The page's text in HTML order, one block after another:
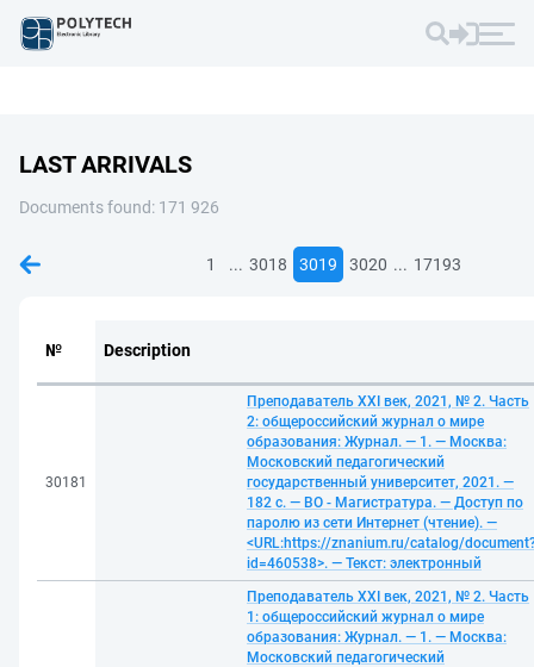
LAST ARRIVALS
Documents found: 171 926
1 ... 3018 3019 3020 ... 17193
№ Description
30181
Преподаватель XXI век, 2021, № 2. Часть
2: общероссийский журнал о мире
образования: Журнал. — 1. — Москва:
Московский педагогический
государственный университет, 2021. —
182 с. — ВО - Магистратура. — Доступ по
паролю из сети Интернет (чтение). —
<URL:https://znanium.ru/catalog/
id=460538>. — Текст: электронный
Преподаватель XXI век, 2021, № 2. Часть
1: общероссийский журнал о мире
образования: Журнал. — 1. — Москва:
Московский педагогический